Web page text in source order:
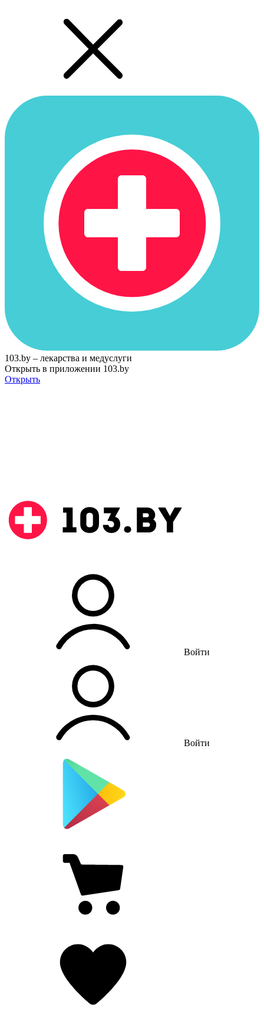
103.by – лекарства и медуслуги
Открыть в приложении 103.by
Открыть
Войти
Войти